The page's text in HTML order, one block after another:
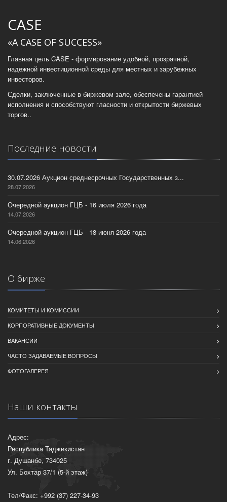
CASE
«A CASE OF SUCCESS»
Главная цель CASE - формирование удобной, прозрачной,
надежной инвестиционной среды для местных и зарубежных
инвесторов.
Сделки, заключенные в биржевом зале, обеспечены гарантией
исполнения и способствуют гласности и открытости биржевых
торгов..
Последние новости
30.07.2026 Аукцион среднесрочных Государственных з...
28.07.2026
Очередной аукцион ГЦБ - 16 июля 2026 года
14.07.2026
Очередной аукцион ГЦБ - 18 июня 2026 года
14.06.2026
О бирже
КОМИТЕТЫ И КОМИССИИ
КОРПОРАТИВНЫЕ ДОКУМЕНТЫ
ВАКАНСИИ
ЧАСТО ЗАДАВАЕМЫЕ ВОПРОСЫ
ФОТОГАЛЕРЕЯ
Наши контакты
Адрес:
Республика Таджикистан
г. Душанбе, 734025
Ул. Бохтар 37/1 (5-й этаж)
Тел/Факс: +992 (37) 227-34-93